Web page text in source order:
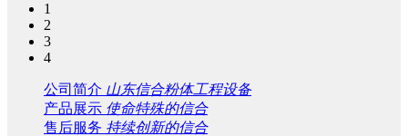
1
2
3
4
公司简介 山东信合粉体工程设备
产品展示 使命特殊的信合
售后服务 持续创新的信合